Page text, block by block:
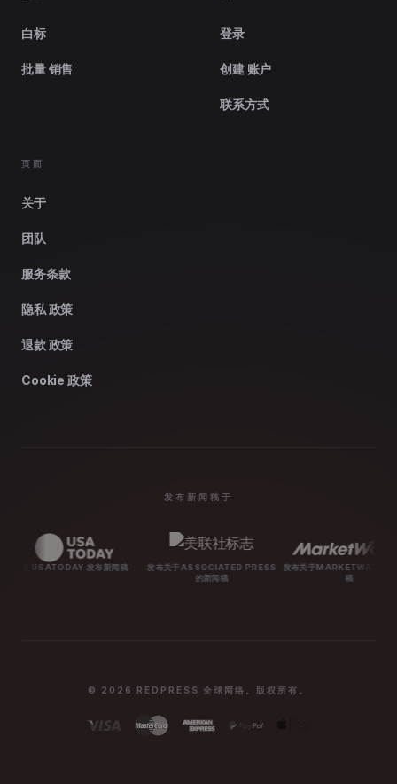
白标
批量 销售
登录
创建 账户
联系方式
页面
关于
团队
服务条款
隐私 政策
退款 政策
Cookie 政策
发布新闻稿于
发布新闻稿
发布关于ASSOCIATED PRESS
发布关于MARKETWATCH的新闻
发布关
© 2026 REDPRESS 全球网络。版权所有。